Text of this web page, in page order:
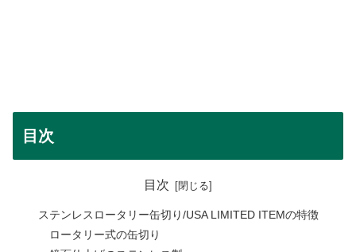
目次
目次
ステンレスロータリー缶切り/USA LIMITED ITEMの特徴
ロータリー式の缶切り